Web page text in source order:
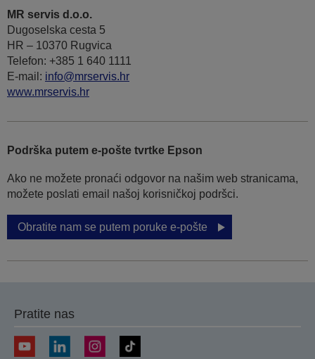
MR servis d.o.o.
Dugoselska cesta 5
HR – 10370 Rugvica
Telefon: +385 1 640 1111
Е-mail: info@mrservis.hr
www.mrservis.hr
Podrška putem e-pošte tvrtke Epson
Ako ne možete pronaći odgovor na našim web stranicama,
možete poslati email našoj korisničkoj podršci.
Obratite nam se putem poruke e-pošte
Pratite nas